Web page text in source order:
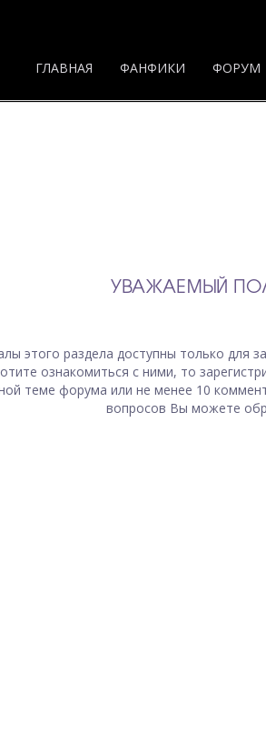
ГЛАВНАЯ ФАНФИКИ ФОРУМ
УВАЖАЕМЫЙ
этого раздела доступны только для
ознакомиться с ними, то
теме форума или не менее 10
вопросов Вы можете